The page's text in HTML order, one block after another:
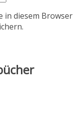
in diesem Browser